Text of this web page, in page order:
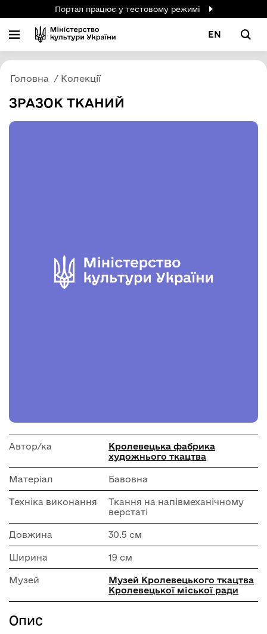
Портал працює у тестовому режимі
EN
Головна Колекції
ЗРАЗОК ТКАНИЙ
Автор/ка
Кролевецька фабрика
художнього ткацтва
Матеріал Бавовна
Техніка виконання
Ткання на напівмеханічному
верстаті
Довжина 30.5 см
Ширина 19 см
Музей
Музей Кролевецького ткацтва
Кролевецької міської ради
Опис